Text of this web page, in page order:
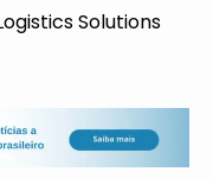
Solutions